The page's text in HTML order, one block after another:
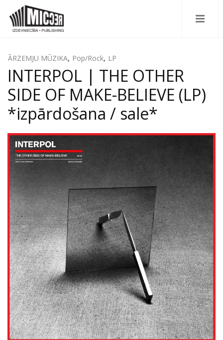
ĀRZEMJU MŪZIKA, Pop/Rock, LP
INTERPOL | THE OTHER
SIDE OF MAKE-BELIEVE (LP)
*izpārdošana / sale*